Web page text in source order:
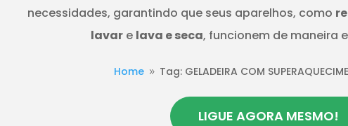
necessidades, garantindo que seus aparelhos, como
lavar e lava e seca, funcionem de maneira
Home 9 Tag: GELADEIRA COM
LIGUE AGORA MESMO!